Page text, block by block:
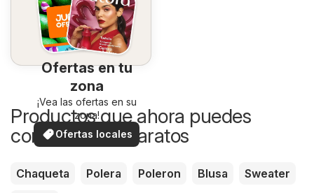
Ofertas en tu
zona
¡Vea las ofertas en su
zona!
Ofertas locales
Productos que ahora puedes
comprar más baratos
Chaqueta Polera Poleron Blusa
Sweater